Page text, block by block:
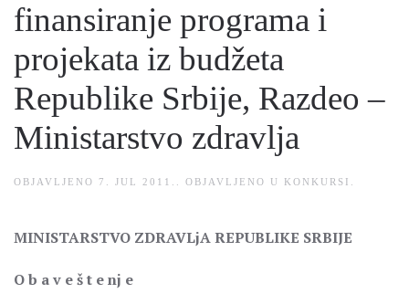
finansiranje programa i
projekata iz budžeta
Republike Srbije, Razdeo –
Ministarstvo zdravlja
OBJAVLJENO 7. JUL 2011. . OBJAVLJENO U KONKURSI
MINISTARSTVO ZDRAVLjA REPUBLIKE SRBIJE
O b a v e š t e nj e